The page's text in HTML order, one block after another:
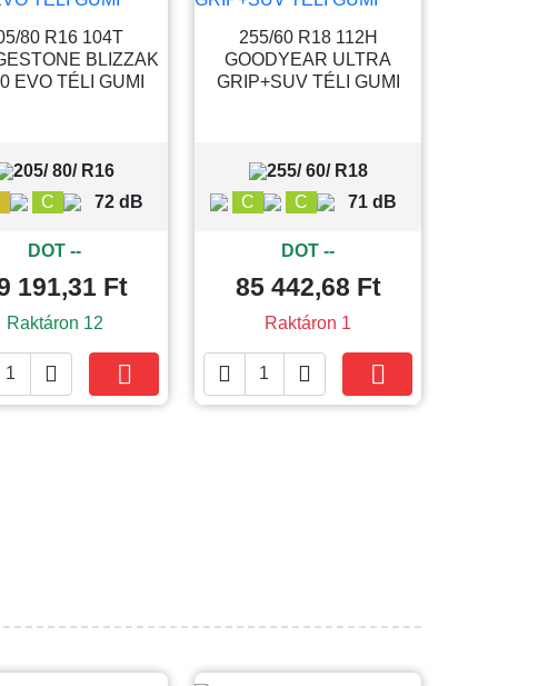
80 R16 104T
BLIZZAK
EVO TÉLI GUMI
205/ 80/ R16
C 72 dB
DOT --
191,31 Ft
Raktáron 12
 
255/60 R18 112H
GOODYEAR ULTRA
GRIP+SUV TÉLI GUMI
255/ 60/ R18
C
C 71 dB
DOT --
85 442,68 Ft
Raktáron 1
  